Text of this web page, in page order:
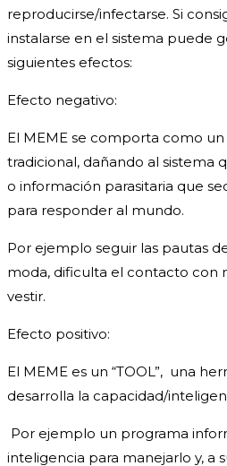
reproducirse/infectarse. Si
instalarse en el sistema puede
siguientes efectos:
Efecto negativo:
El MEME se comporta como
tradicional, dañando al sistema
o información parasitaria que
para responder al mundo.
Por ejemplo seguir las pautas
moda, dificulta el contacto con
vestir.
Efecto positivo:
El MEME es un “TOOL”, una
desarrolla la capacidad/
Por ejemplo un programa
inteligencia para manejarlo y, a